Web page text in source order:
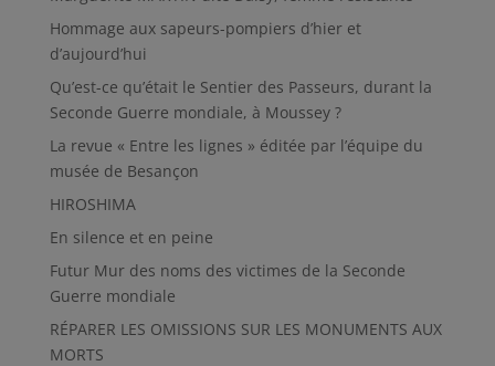
Hommage aux sapeurs-pompiers d’hier et
d’aujourd’hui
Qu’est-ce qu’était le Sentier des Passeurs, durant la
Seconde Guerre mondiale, à Moussey ?
La revue « Entre les lignes » éditée par l’équipe du
musée de Besançon
HIROSHIMA
En silence et en peine
Futur Mur des noms des victimes de la Seconde
Guerre mondiale
RÉPARER LES OMISSIONS SUR LES MONUMENTS AUX
MORTS